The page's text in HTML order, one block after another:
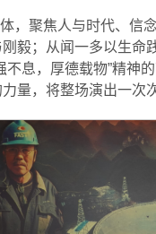
，聚焦人与时代、
毅；从闻一多以生命
息，厚德载物”精神
量，将整场演出一次